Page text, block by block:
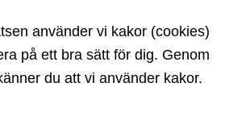
använder vi kakor (cookies)
på ett bra sätt för dig. Genom
du att vi använder kakor.